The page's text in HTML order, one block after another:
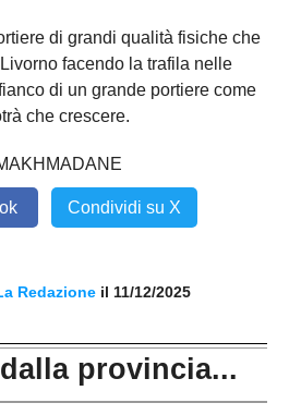
di grandi qualità fisiche che
facendo la trafila nelle
di un grande portiere come
che crescere.
Condividi su X
Redazione il 11/12/2025
provincia...